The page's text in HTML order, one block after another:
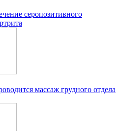
серопозитивного
массаж грудного отдела